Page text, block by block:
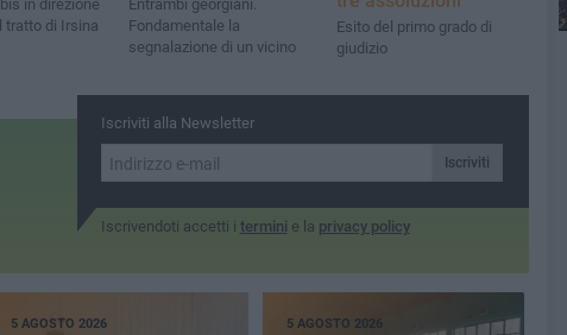
in direzione
tratto di Irsina
Entrambi georgiani.
Fondamentale la
segnalazione di un vicino
Esito del primo grado di
giudizio
Iscriviti alla Newsletter
Iscriviti
Iscrivendoti accetti i termini e la privacy policy
5 AGOSTO 2026 5 AGOSTO 2026